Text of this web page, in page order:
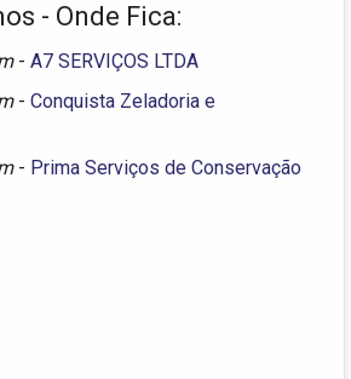
- Onde Fica:
- A7 SERVIÇOS LTDA
- Conquista Zeladoria e
- Prima Serviços de Conservação